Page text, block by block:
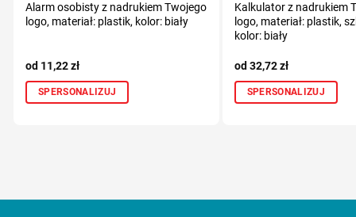
Alarm osobisty z nadrukiem Twojego
logo, materiał: plastik, kolor: biały
11,22zł
SPERSONALIZUJ
Kalkulator z nadrukiem
logo, materiał: plastik,
kolor: biały
32,72zł
SPERSONALIZUJ